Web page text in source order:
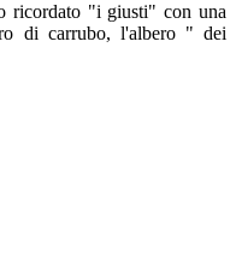
ricordato "i giusti" con una
di carrubo, l'albero " dei